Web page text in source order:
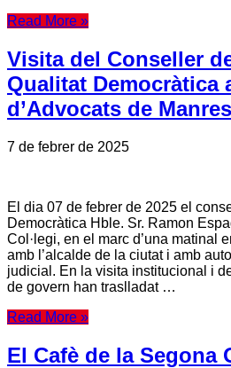
Read More »
Visita del Conseller
Qualitat Democràtica
d’Advocats de
7 de febrer de 2025
El dia 07 de febrer de 2025 el
Democràtica Hble. Sr. Ramon
Col·legi, en el marc d’una matinal
amb l’alcalde de la ciutat i amb
judicial. En la visita institucional i
de govern han traslladat …
Read More »
El Cafè de la Segona